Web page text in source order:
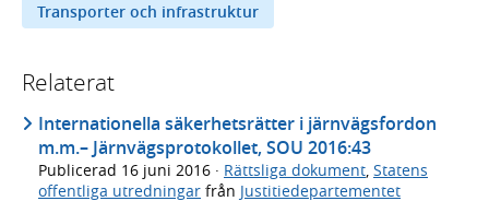
Transporter och infrastruktur
Relaterat
Internationella säkerhetsrätter i järnvägsfordon
m.m.– Järnvägsprotokollet, SOU 2016:43
Publicerad 16 juni 2016 · Rättsliga dokument, Statens
offentliga utredningar från Justitiedepartementet